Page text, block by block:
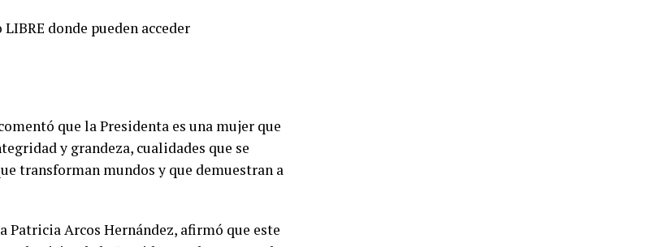
donde pueden acceder
que la Presidenta es una mujer que
y grandeza, cualidades que se
transforman mundos y que demuestran a
Patricia Arcos Hernández, afirmó que este